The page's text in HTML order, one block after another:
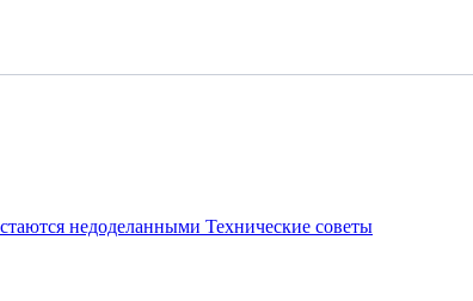
недоделанными Технические советы